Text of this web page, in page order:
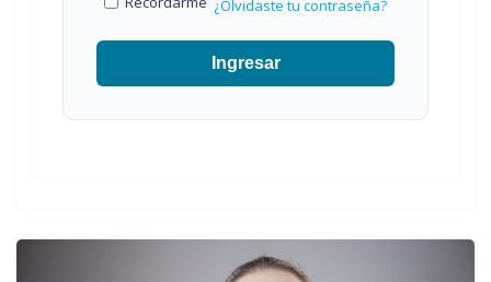
¿Olvidaste tu contraseña?
Ingresar